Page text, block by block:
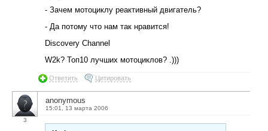
- Зачем мотоциклу реактивный двигатель?
- Да потому что нам так нравится!
Discovery Channel
W2k? Топ10 лучших мотоциклов? .)))
Ответить Цитировать
3
anonymous
15:01, 13 марта 2006